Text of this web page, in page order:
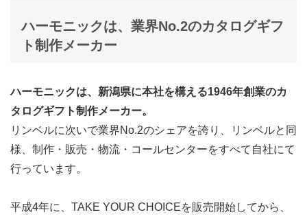
ハーモニックは、業界No.2のカタログギフ
ト制作メーカー
ハーモニックは、新潟県に本社を構える1946年創業のカ
タログギフト制作メーカー。
リンベルに次いで業界No.2のシェアを誇り、リンベルと同
様、制作・販売・物流・コールセンターをすべて自社にて
行っています。
平成4年に、TAKE YOUR CHOICEを販売開始してから、